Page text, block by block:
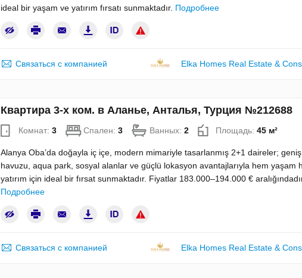
ideal bir yaşam ve yatırım fırsatı sunmaktadır. Подробнее
Связаться с компанией Elka Homes Real Estate &
Квартира 3-х ком. в Аланье, Анталья, Турция №212688
Комнат: 3 Спален: 3 Ванных: 2 Площадь: 45 м²
Alanya Oba’da doğayla iç içe, modern mimariyle tasarlanmış 2+1 daireler;
havuzu, aqua park, sosyal alanlar ve güçlü lokasyon avantajlarıyla hem yaşam
yatırım için ideal bir fırsat sunmaktadır. Fiyatlar 183.000–194.000 €
Подробнее
Связаться с компанией Elka Homes Real Estate &